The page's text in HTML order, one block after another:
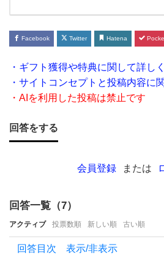
子パ
ン
を教
え
て
だ
つ
も
コ
Facebook Twitter Hatena
・ギフト獲得や特典に関して詳し
・サイトコンセプトと投稿内容に
・AIを利用した投稿は禁止です
回答をする
会員登録 または
回答一覧（7）
アクティブ 投票数順 新しい順 古い順
回答目次 表示/非表示